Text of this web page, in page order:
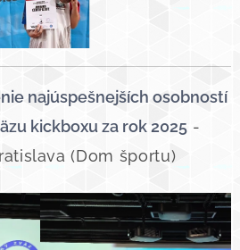
najúspešnejších osobností
kickboxu za rok 2025 -
(Dom športu)